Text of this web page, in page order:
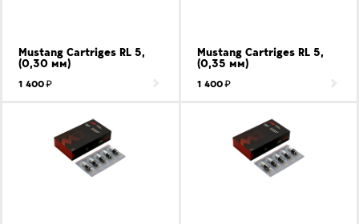
Mustang Cartriges RL 5,
(0,30 мм)
1 400
Mustang Cartriges RL 5,
(0,35 мм)
1 400